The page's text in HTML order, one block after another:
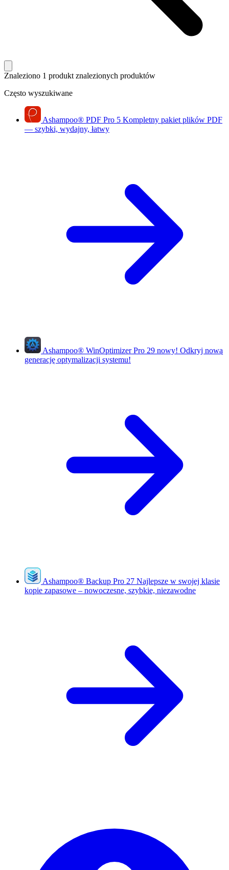
Znaleziono 1 produkt znalezionych produktów
Często wyszukiwane
Ashampoo® PDF Pro 5 Kompletny pakiet plików PDF
— szybki, wydajny, łatwy
Ashampoo® WinOptimizer Pro 29 nowy! Odkryj nową
generację optymalizacji systemu!
Ashampoo® Backup Pro 27 Najlepsze w swojej klasie
kopie zapasowe – nowoczesne, szybkie, niezawodne